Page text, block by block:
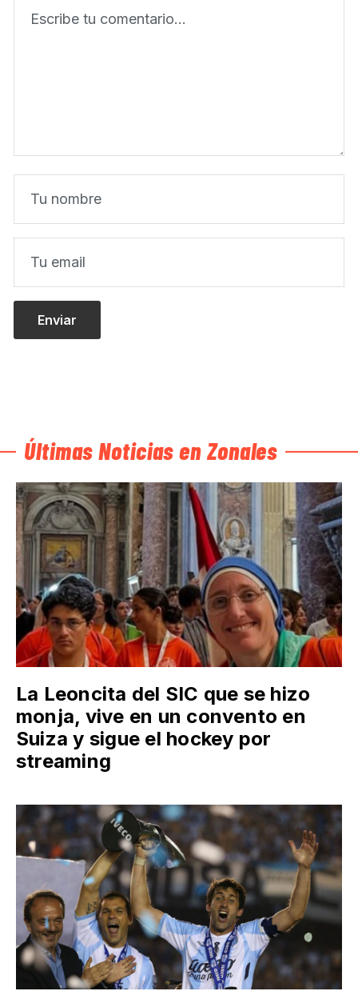
Últimas Noticias en Zonales
La Leoncita del SIC que se hizo
monja, vive en un convento en
Suiza y sigue el hockey por
streaming